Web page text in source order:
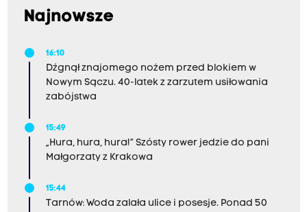
Najnowsze
16:10
Dźgnął znajomego nożem przed blokiem w
Nowym Sączu. 40-latek z zarzutem usiłowania
zabójstwa
15:49
„Hura, hura, hura!” Szósty rower jedzie do pani
Małgorzaty z Krakowa
15:44
Tarnów: Woda zalała ulice i posesje. Ponad 50